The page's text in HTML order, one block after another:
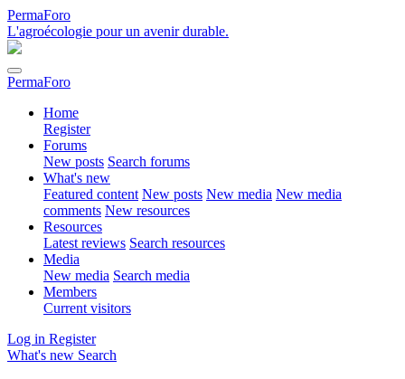
PermaForo
L'agroécologie pour un avenir durable.
PermaForo
Home
Register
Forums
New posts Search forums
What's new
Featured content New posts New media New media
comments New resources
Resources
Latest reviews Search resources
Media
New media Search media
Members
Current visitors
Log in Register
What's new Search